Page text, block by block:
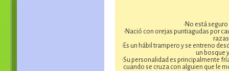
•No está
•Nació con orejas puntiagudas por
•Es un hábil trampero y se entreno
un bosque
•Su personalidad es principalmente
cuando se cruza con alguien que le